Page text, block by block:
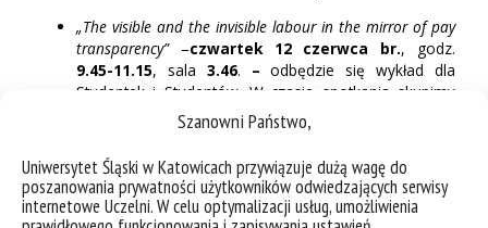
Szanowni Państwo,
Uniwersytet Śląski w Katowicach przywiązuje dużą wagę do
poszanowania prywatności użytkowników odwiedzających serwisy
internetowe Uczelni. W celu optymalizacji usług, umożliwienia
„The visible and the invisible labour in the mirror of pay
transparency”–czwartek 12 czerwca br., godz.
9.45-11.15, sala 3.46. –odbędzie się wykład dla
Studentek i Studentów. W czasie spotkania skupimy
się na szeroko omawianej kwestii
różnicach w wynagrodzeniach, które są
uwarunkowane płcią. Unia Europejska nieustannie
dąży do ujednolicenia zarobków pomiędzy kobietami
a mężczyznami. Jednak w jaki sposób sprawa rysuje
się w rzeczywistości? Czy kolejne przepisy celujące w